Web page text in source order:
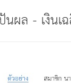
นผล - เงิน